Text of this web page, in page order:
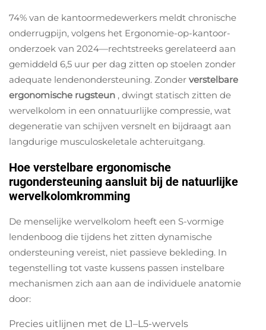
74% van de kantoormedewerkers meldt chronische
onderrugpijn, volgens het Ergonomie-op-kantoor-
onderzoek van 2024—rechtstreeks gerelateerd aan
gemiddeld 6,5 uur per dag zitten op stoelen zonder
adequate lendenondersteuning. Zonder verstelbare
ergonomische rugsteun , dwingt statisch zitten de
wervelkolom in een onnatuurlijke compressie, wat
degeneratie van schijven versnelt en bijdraagt aan
langdurige musculoskeletale achteruitgang.
Hoe verstelbare ergonomische
rugondersteuning aansluit bij de natuurlijke
wervelkolomkromming
De menselijke wervelkolom heeft een S-vormige
lendenboog die tijdens het zitten dynamische
ondersteuning vereist, niet passieve bekleding. In
tegenstelling tot vaste kussens passen instelbare
mechanismen zich aan aan de individuele anatomie
door:
Precies uitlijnen met de L1–L5-wervels